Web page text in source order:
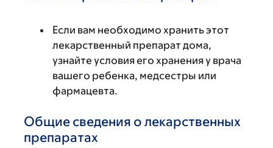
Если вам необходимо хранить этот
лекарственный препарат дома,
узнайте условия его хранения у врача
вашего ребенка, медсестры или
фармацевта.
Общие сведения о лекарственных
препаратах